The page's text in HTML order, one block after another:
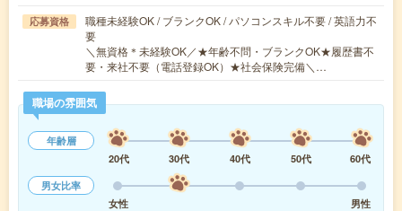
応募資格
職種未経験OK / ブランクOK / パソコンスキル不要 / 英語力不
要
＼無資格＊未経験OK／★年齢不問・ブランクOK★履歴書不
要・来社不要（電話登録OK）★社会保険完備＼…
職場の雰囲気
年齢層
20代
30代 40代 50代
60代
男女比率
女性
男性